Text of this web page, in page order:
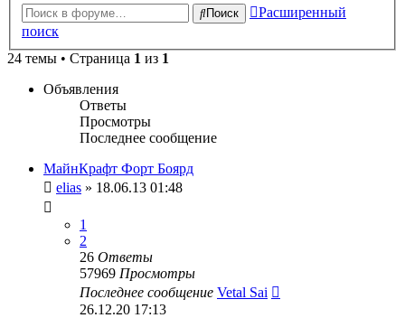
Поиск
Расширенный
поиск
24 темы • Страница 1 из 1
Объявления
Ответы
Просмотры
Последнее сообщение
МайнКрафт Форт Боярд
elias » 18.06.13 01:48
1
2
26 Ответы
57969 Просмотры
Последнее сообщение Vetal Sai
26.12.20 17:13